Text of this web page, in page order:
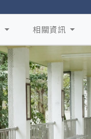
相關資訊